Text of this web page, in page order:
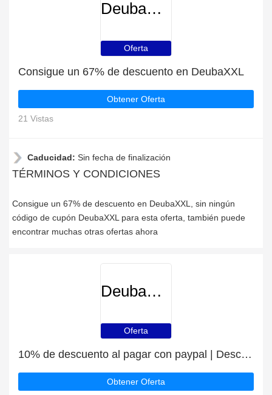
DeubaXXL
Oferta
Consigue un 67% de descuento en DeubaXXL
Obtener Oferta
21 Vistas
Caducidad: Sin fecha de finalización
TÉRMINOS Y CONDICIONES
Consigue un 67% de descuento en DeubaXXL, sin ningún
código de cupón DeubaXXL para esta oferta, también puede
encontrar muchas otras ofertas ahora
DeubaXXL
Oferta
10% de descuento al pagar con paypal | Descuento para DeubaXXL
Obtener Oferta